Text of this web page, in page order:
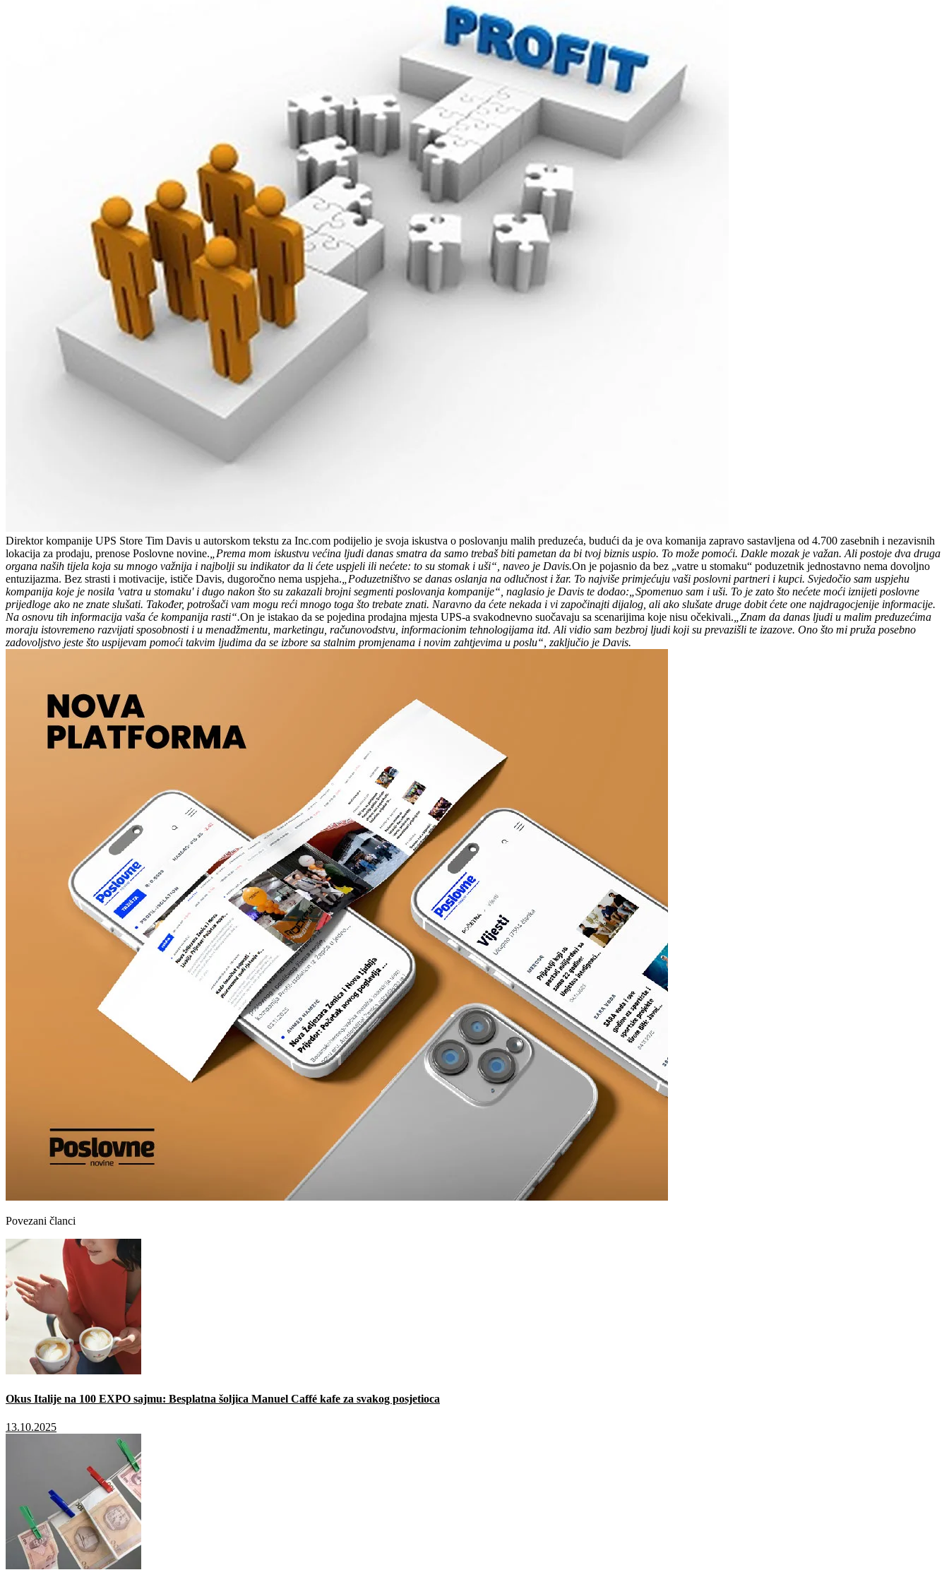
Direktor kompanije UPS Store Tim Davis u autorskom tekstu za Inc.com podijelio je svoja iskustva o poslovanju malih preduzeća, budući da je ova komanija zapravo sastavljena od 4.700 zasebnih i nezavisnih
lokacija za prodaju, prenose Poslovne novine. „Prema mom iskustvu većina ljudi danas smatra da samo trebaš biti pametan da bi tvoj biznis uspio. To može pomoći. Dakle mozak je važan. Ali postoje dva druga
organa naših tijela koja su mnogo važnija i najbolji su indikator da li ćete uspjeli ili nećete: to su stomak i uši“, naveo je Davis.On je pojasnio da bez „vatre u stomaku“ poduzetnik jednostavno nema dovoljno
entuzijazma. Bez strasti i motivacije, ističe Davis, dugoročno nema uspjeha. „Poduzetništvo se danas oslanja na odlučnost i žar. To najviše primjećuju vaši poslovni partneri i kupci. Svjedočio sam uspjehu
kompanija koje je nosila 'vatra u stomaku' i dugo nakon što su zakazali brojni segmenti poslovanja kompanije“, naglasio je Davis te dodao: „Spomenuo sam i uši. To je zato što nećete moći iznijeti poslovne
prijedloge ako ne znate slušati. Također, potrošači vam mogu reći mnogo toga što trebate znati. Naravno da ćete nekada i vi započinajti dijalog, ali ako slušate druge dobit ćete one najdragocjenije informacije.
Na osnovu tih informacija vaša će kompanija rasti“.On je istakao da se pojedina prodajna mjesta UPS-a svakodnevno suočavaju sa scenarijima koje nisu očekivali. „Znam da danas ljudi u malim preduzećima
moraju istovremeno razvijati sposobnosti i u menadžmentu, marketingu, računovodstvu, informacionim tehnologijama itd. Ali vidio sam bezbroj ljudi koji su prevazišli te izazove. Ono što mi pruža posebno
zadovoljstvo jeste što uspijevam pomoći takvim ljudima da se izbore sa stalnim promjenama i novim zahtjevima u poslu“, zaključio je Davis.
Povezani članci
Okus Italije na 100 EXPO sajmu: Besplatna šoljica Manuel Caffé kafe za svakog posjetioca
13.10.2025